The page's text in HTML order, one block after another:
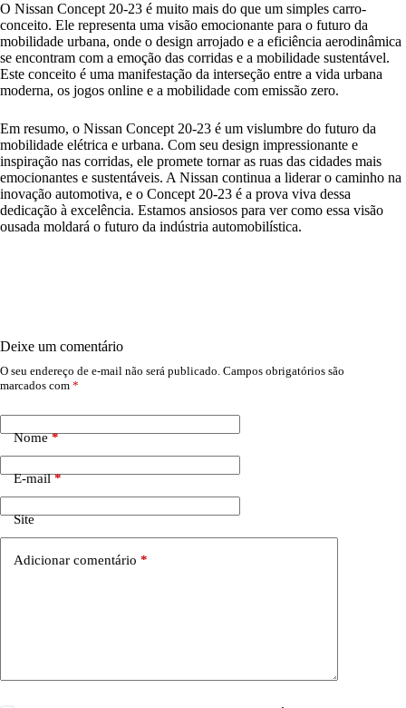
O Nissan Concept 20-23 é muito mais do que um simples carro-
conceito. Ele representa uma visão emocionante para o futuro da
mobilidade urbana, onde o design arrojado e a eficiência aerodinâmica
se encontram com a emoção das corridas e a mobilidade sustentável.
Este conceito é uma manifestação da interseção entre a vida urbana
moderna, os jogos online e a mobilidade com emissão zero.
Em resumo, o Nissan Concept 20-23 é um vislumbre do futuro da
mobilidade elétrica e urbana. Com seu design impressionante e
inspiração nas corridas, ele promete tornar as ruas das cidades mais
emocionantes e sustentáveis. A Nissan continua a liderar o caminho na
inovação automotiva, e o Concept 20-23 é a prova viva dessa
dedicação à excelência. Estamos ansiosos para ver como essa visão
ousada moldará o futuro da indústria automobilística.
Deixe um comentário
O seu endereço de e-mail não será publicado. Campos obrigatórios são
marcados com *
Nome*
E-mail*
Site
Adicionar comentário *